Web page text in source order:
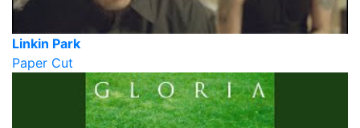
Linkin Park
Paper Cut